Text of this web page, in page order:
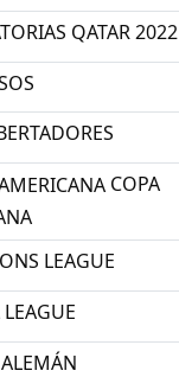
QATAR 2022
COPA
LEAGUE